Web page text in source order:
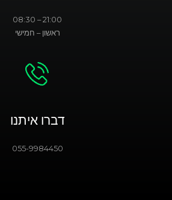
21:00 – 08:30
ראשון – חמישי
דברו איתנו
055-9984450